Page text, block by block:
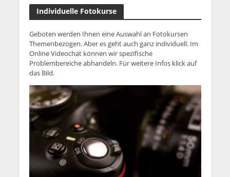
Individuelle Fotokurse
Geboten werden Ihnen eine Auswahl an Fotokursen
Themenbezogen. Aber es geht auch ganz individuell. Im
Online Videochat können wir spezifische
Problembereiche abhandeln. Für weitere Infos klick auf
das Bild.